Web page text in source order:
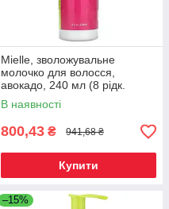
Mielle, зволожувальне
молочко для волосся,
авокадо, 240 мл (8 рідк.
Унций), Київ
В наявності
800,43 ₴ 941,68 ₴
Купити
–15%